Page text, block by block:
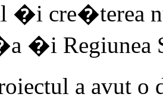
�i cre�terea
�i Regiunea
a avut o